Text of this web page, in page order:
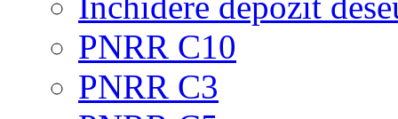
PNRR C10
PNRR C3